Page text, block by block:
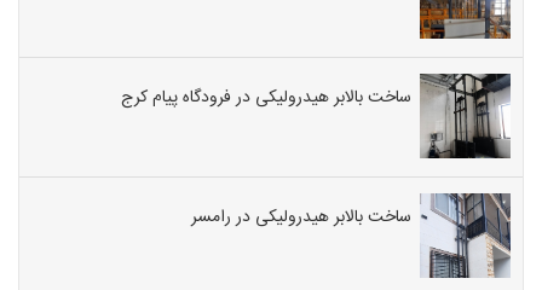
ساخت بالابر هیدرولیکی در فرودگاه پیام کرج
ساخت بالابر هیدرولیکی در رامسر